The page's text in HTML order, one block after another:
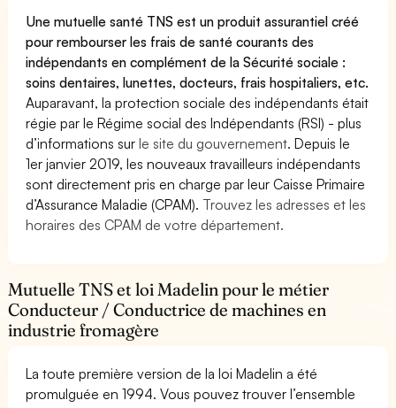
Une mutuelle santé TNS est un produit assurantiel créé
pour rembourser les frais de santé courants des
indépendants en complément de la Sécurité sociale :
soins dentaires, lunettes, docteurs, frais hospitaliers, etc.
Auparavant, la protection sociale des indépendants était
régie par le Régime social des Indépendants (RSI) - plus
d’informations surle site du gouvernement. Depuis le
1er janvier 2019, les nouveaux travailleurs indépendants
sont directement pris en charge par leur Caisse Primaire
d’Assurance Maladie (CPAM). Trouvez les adresses et les
horaires des CPAM de votre département.
Mutuelle TNS et loi Madelin pour le métier
Conducteur / Conductrice de machines en
industrie fromagère
La toute première version de la loi Madelin a été
promulguée en 1994. Vous pouvez trouver l’ensemble